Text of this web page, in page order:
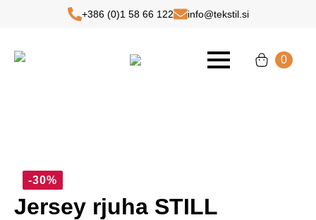
+386 (0)1 58 66 122 info@tekstil.si
0
This is a basic text element.
-30%
Jersey rjuha STILL